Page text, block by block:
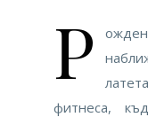
Р
фитнеса,